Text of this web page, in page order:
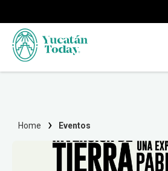
Home Eventos